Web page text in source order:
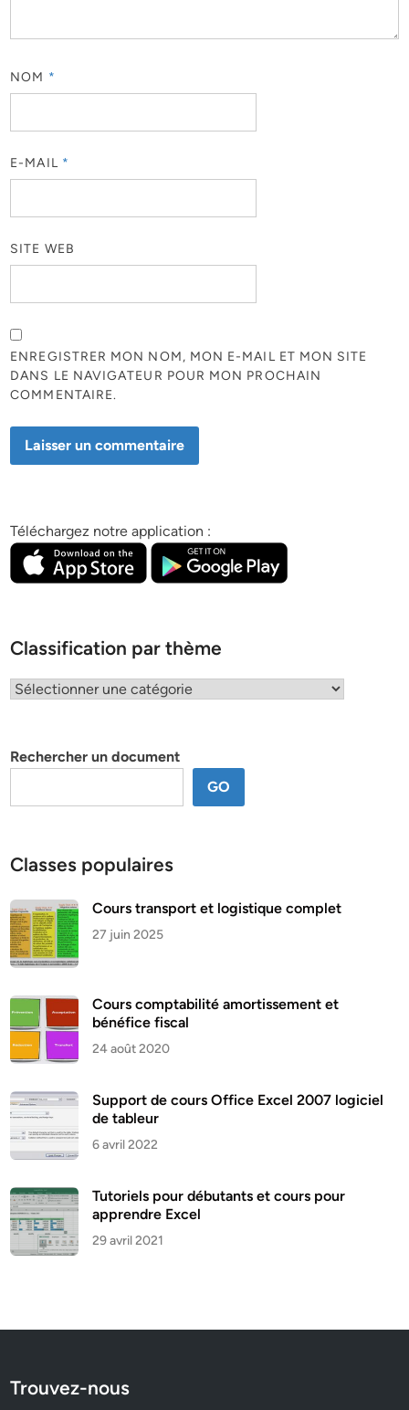
NOM *
E-MAIL *
SITE WEB
ENREGISTRER MON NOM, MON E-MAIL ET MON SITE
DANS LE NAVIGATEUR POUR MON PROCHAIN
COMMENTAIRE.
Téléchargez notre application :
Classification par thème
Classification
Rechercher un document
GO
Classes populaires
Cours transport et logistique complet
27 juin 2025
Cours comptabilité amortissement et
bénéfice fiscal
24 août 2020
Support de cours Office Excel 2007 logiciel
de tableur
6 avril 2022
Tutoriels pour débutants et cours pour
apprendre Excel
29 avril 2021
Trouvez-nous